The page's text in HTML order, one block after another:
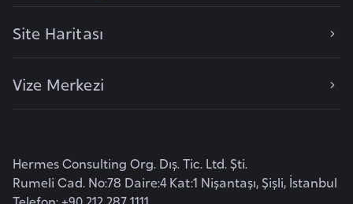
Site Haritası
Vize Merkezi
Hermes Consulting Org. Dış. Tic. Ltd. Şti.
Rumeli Cad. No:78 Daire:4 Kat:1 Nişantaşı, Şişli, İstanbul
n
u
n
a